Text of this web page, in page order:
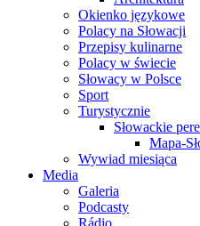
Okienko językowe
Polacy na Słowacji
Przepisy kulinarne
Polacy w świecie
Słowacy w Polsce
Sport
Turystycznie
Słowackie
Mapa-
Wywiad miesiąca
Media
Galeria
Podcasty